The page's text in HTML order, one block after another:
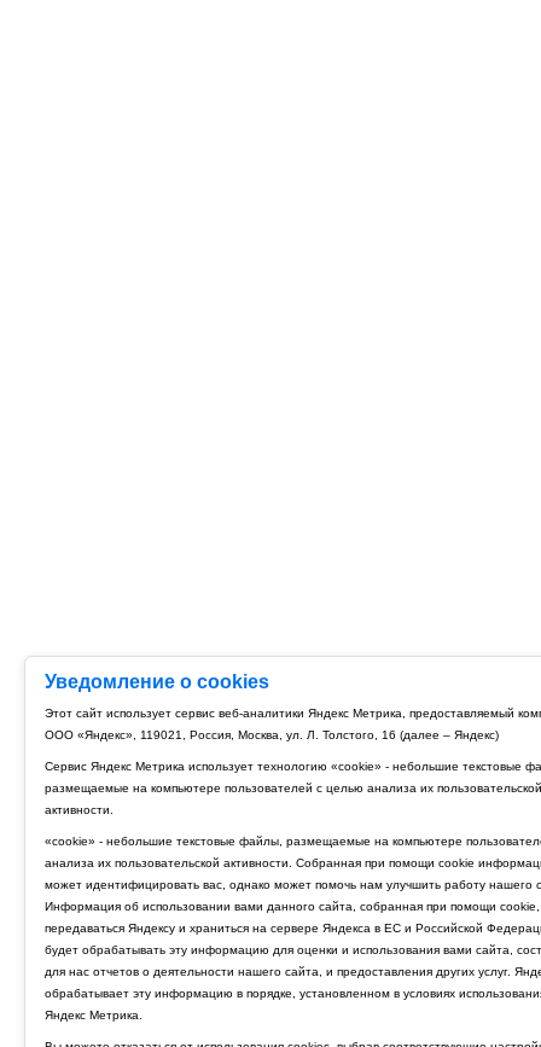
Уведомление о cookies
Этот сайт использует сервис веб-аналитики Яндекс Метрика, предоставляемый
ООО «Яндекс», 119021, Россия, Москва, ул. Л. Толстого, 16 (далее – Яндекс)
Сервис Яндекс Метрика использует технологию «cookie» - небольшие текстовые
размещаемые на компьютере пользователей с целью анализа их пользовательской
активности.
«cookie» - небольшие текстовые файлы, размещаемые на компьютере
анализа их пользовательской активности. Собранная при помощи cookie
может идентифицировать вас, однако может помочь нам улучшить работу нашего
Информация об использовании вами данного сайта, собранная при помощи cookie,
передаваться Яндексу и храниться на сервере Яндекса в ЕС и Российской
будет обрабатывать эту информацию для оценки и использования вами сайта,
для нас отчетов о деятельности нашего сайта, и предоставления других услуг.
обрабатывает эту информацию в порядке, установленном в условиях
Яндекс Метрика.